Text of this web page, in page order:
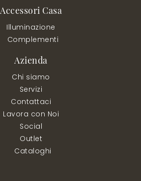
Accessori Casa
Illuminazione
Complementi
Azienda
Chi siamo
Servizi
Contattaci
Lavora con Noi
Social
Outlet
Cataloghi